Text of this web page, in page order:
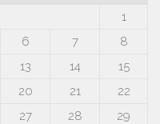
1
6 7
8
13 14
15
20 21
22
27 28
29